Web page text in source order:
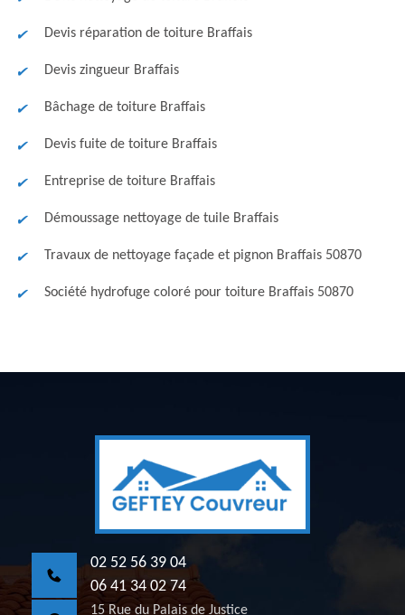
Devis réparation de toiture Braffais
Devis zingueur Braffais
Bâchage de toiture Braffais
Devis fuite de toiture Braffais
Entreprise de toiture Braffais
Démoussage nettoyage de tuile Braffais
Travaux de nettoyage façade et pignon Braffais 50870
Société hydrofuge coloré pour toiture Braffais 50870
02 52 56 39 04
06 41 34 02 74
15 Rue du Palais de Justice